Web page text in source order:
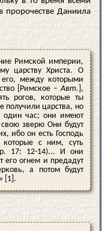
в пророчестве Даниила
Римской империи,
царству Христа. О
между которыми
[Римское –Авт. ],
рогов, которые ты
получили царства, но
один час; они имеют
зверю Они будут
ибо он есть Господь
с ним, суть
17: 12-14)... И они
его огнем и предадут
а потом будут
[1].